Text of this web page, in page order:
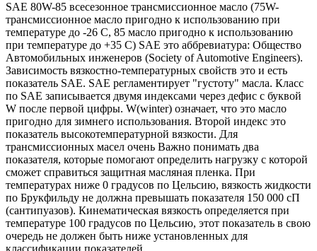
SAE 80W-85 всесезонное трансмиссионное масло (75W-
трансмиссионное масло пригодно к использованию при
температуре до -26 С, 85 масло пригодно к использованию
при температуре до +35 С) SAE это аббревиатура: Общество
Автомобильных инженеров (Society of Automotive Engineers).
Зависимость вязкостно-температурных свойств это и есть
показатель SAE. SAE регламентирует "густоту" масла. Класс
по SAE записывается двумя индексами через дефис с буквой
W после первой цифры. W(winter) означает, что это масло
пригодно для зимнего использования. Второй индекс это
показатель высокотемпературной вязкости. Для
трансмиссионных масел очень Важно понимать два
показателя, которые помогают определить нагрузку с которой
сможет справиться защитная масляная пленка. При
температурах ниже 0 градусов по Цельсию, вязкость жидкости
по Брукфильду не должна превышать показателя 150 000 сП
(сантипуазов). Кинематическая вязкость определяется при
температуре 100 градусов по Цельсию, этот показатель в свою
очередь не должен быть ниже установленных для